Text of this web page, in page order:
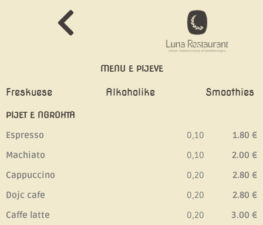
MENU E PIJEVE
Freskuese Alkoholike Smoothies
PIJET E NGROHTA
Espresso
Machiato
Cappuccino
Dojc cafe
Caffe latte
0,10
0,10
0,20
0,20
0,20
1.80 €
2.00 €
2.80 €
2.80 €
3.00 €